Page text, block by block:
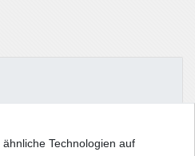
Technologien auf